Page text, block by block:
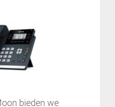
bieden we